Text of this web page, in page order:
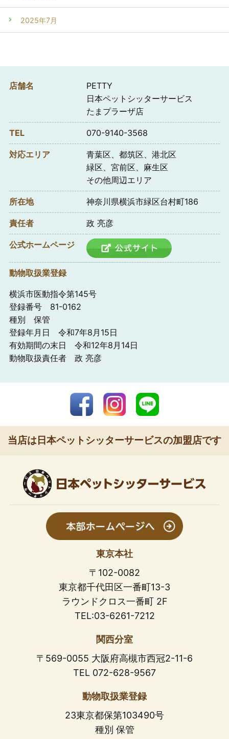
2025年7月
店舗名
PETTY
日本ペットシッターサービス
たまプラーザ店
TEL 070-9140-3568
対応エリア
青葉区、都筑区、港北区
緑区、宮前区、麻生区
その他周辺エリア
所在地 神奈川県横浜市緑区台村町186
責任者 政 亮彦
公式ホームページ
動物取扱業登録
横浜市医動指令第145号
登録番号 81-0162
種別 保管
登録年月日 令和7年8月15日
有効期間の末日 令和12年8月14日
動物取扱責任者 政 亮彦
当店は日本ペットシッターサービスの加盟店です
東京本社
〒102-0082
東京都千代田区一番町13-3
ラウンドクロス一番町 2F
TEL:03-6261-7212
関西分室
〒569-0055 大阪府高槻市西冠2-11-6
TEL 072-628-9567
動物取扱業登録
23東京都保第103490号
種別 保管